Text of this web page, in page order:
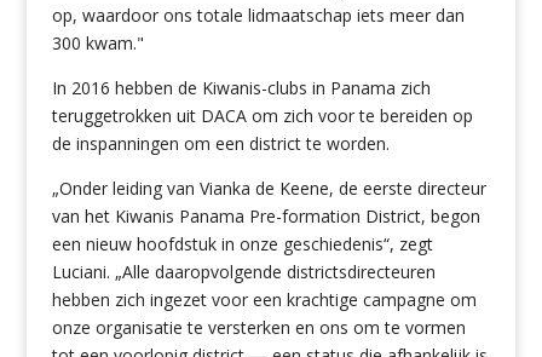
op, waardoor ons totale lidmaatschap iets meer dan
300 kwam."
In 2016 hebben de Kiwanis-clubs in Panama zich
teruggetrokken uit DACA om zich voor te bereiden op
de inspanningen om een district te worden.
„Onder leiding van Vianka de Keene, de eerste directeur
van het Kiwanis Panama Pre-formation District, begon
een nieuw hoofdstuk in onze geschiedenis“, zegt
Luciani. „Alle daaropvolgende districtsdirecteuren
hebben zich ingezet voor een krachtige campagne om
onze organisatie te versterken en ons om te vormen